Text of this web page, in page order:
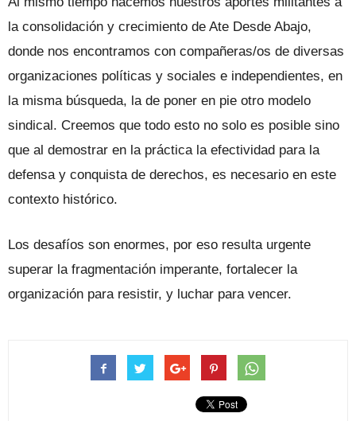
la consolidación y crecimiento de Ate Desde Abajo,
donde nos encontramos con compañeras/os de diversas
organizaciones políticas y sociales e independientes, en
la misma búsqueda, la de poner en pie otro modelo
sindical. Creemos que todo esto no solo es posible sino
que al demostrar en la práctica la efectividad para la
defensa y conquista de derechos, es necesario en este
contexto histórico.
Los desafíos son enormes, por eso resulta urgente
superar la fragmentación imperante, fortalecer la
organización para resistir, y luchar para vencer.